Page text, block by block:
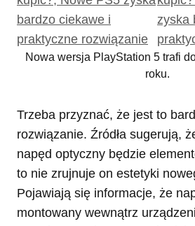
Nowa wersja PlayStation 5 trafi
roku.
Trzeba przyznać, że jest to
rozwiązanie. Źródła sugerują,
napęd optyczny będzie
to nie zrujnuje on estetyki
Pojawiają się informacje, że
montowany wewnątrz